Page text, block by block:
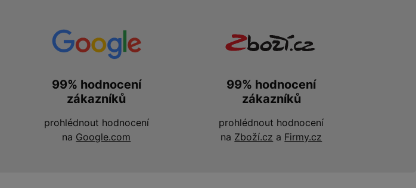
99% hodnocení
zákazníků
prohlédnout hodnocení
na Google.com
99% hodnocení
zákazníků
prohlédnout hodnocení
na Zboží.cz a Firmy.cz